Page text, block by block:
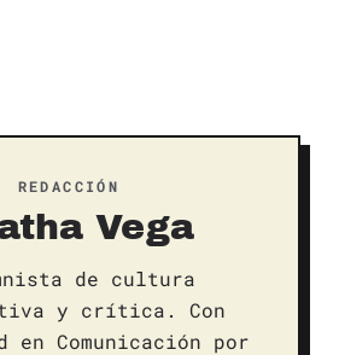
REDACCIÓN
Vega
de cultura
y crítica. Con
en Comunicación por